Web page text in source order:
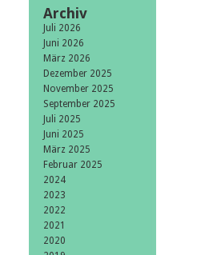
Archiv
Juli 2026
Juni 2026
März 2026
Dezember 2025
November 2025
September 2025
Juli 2025
Juni 2025
März 2025
Februar 2025
2024
2023
2022
2021
2020